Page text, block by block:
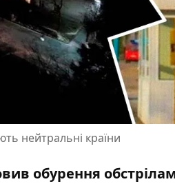
нейтральні країни
обурення